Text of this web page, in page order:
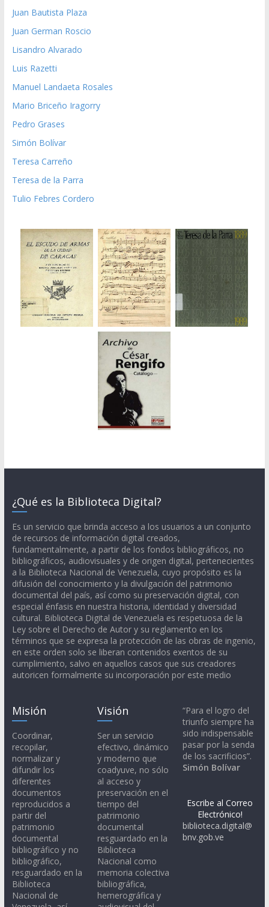
Juan Bautista Plaza
Juan German Roscio
Lisandro Alvarado
Luis Razetti
Manuel Landaeta Rosales
Mario Briceño Iragorry
Pedro Grases
Simón Bolívar
Teresa Carreño
Teresa de la Parra
Tulio Febres Cordero
¿Qué es la Biblioteca Digital?
Es un servicio que brinda acceso a los usuarios a un conjunto
de recursos de información digital creados,
fundamentalmente, a partir de los fondos bibliográficos, no
bibliográficos, audiovisuales y de origen digital, pertenecientes
a la Biblioteca Nacional de Venezuela, cuyo propósito es la
difusión del conocimiento y la divulgación del patrimonio
documental del país, así como su preservación digital, con
especial énfasis en nuestra historia, identidad y diversidad
cultural. Biblioteca Digital de Venezuela es respetuosa de la
Ley sobre el Derecho de Autor y su reglamento en los
términos que se expresa la protección de las obras de ingenio,
en este orden solo se liberan contenidos exentos de su
cumplimiento, salvo en aquellos casos que sus creadores
autoricen formalmente su incorporación por este medio
Misión
Coordinar,
recopilar,
normalizar y
difundir los
diferentes
documentos
reproducidos a
partir del
patrimonio
documental
bibliográfico y no
bibliográfico,
resguardado en la
Biblioteca
Nacional de
Visión
Ser un servicio
efectivo, dinámico
y moderno que
coadyuve, no sólo
al acceso y
preservación en el
tiempo del
patrimonio
documental
resguardado en la
Biblioteca
Nacional como
memoria colectiva
bibliográfica,
hemerográfica y
“Para el logro del
triunfo siempre ha
sido indispensable
pasar por la senda
de los sacrificios”.
Simón Bolívar
Escribe al Correo
Electrónico!
biblioteca.digital@
bnv.gob.ve